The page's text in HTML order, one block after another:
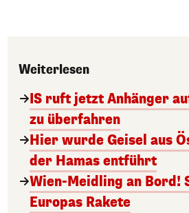
Weiterlesen
IS ruft jetzt Anhänger
zu überfahren
Hier wurde Geisel aus
der Hamas entführt
Wien-Meidling an
Europas Rakete